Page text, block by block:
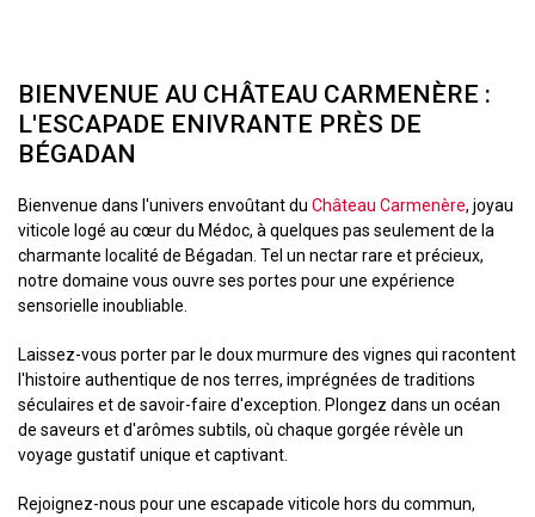
BIENVENUE AU CHÂTEAU CARMENÈRE :
L'ESCAPADE ENIVRANTE PRÈS DE
BÉGADAN
Bienvenue dans l'univers envoûtant du Château Carmenère, joyau
viticole logé au cœur du Médoc, à quelques pas seulement de la
charmante localité de Bégadan. Tel un nectar rare et précieux,
notre domaine vous ouvre ses portes pour une expérience
sensorielle inoubliable.
Laissez-vous porter par le doux murmure des vignes qui racontent
l'histoire authentique de nos terres, imprégnées de traditions
séculaires et de savoir-faire d'exception. Plongez dans un océan
de saveurs et d'arômes subtils, où chaque gorgée révèle un
voyage gustatif unique et captivant.
Rejoignez-nous pour une escapade viticole hors du commun,